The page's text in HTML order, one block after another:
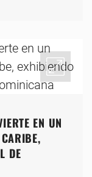
EN UN
DE